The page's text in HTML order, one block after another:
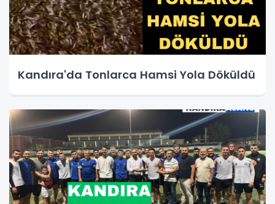
Kandıra'da Tonlarca Hamsi Yola Döküldü